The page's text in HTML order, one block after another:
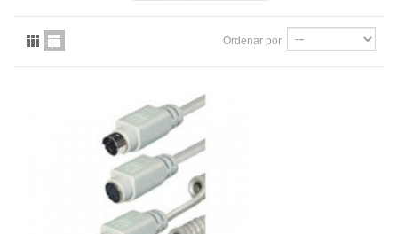
Ordenar por